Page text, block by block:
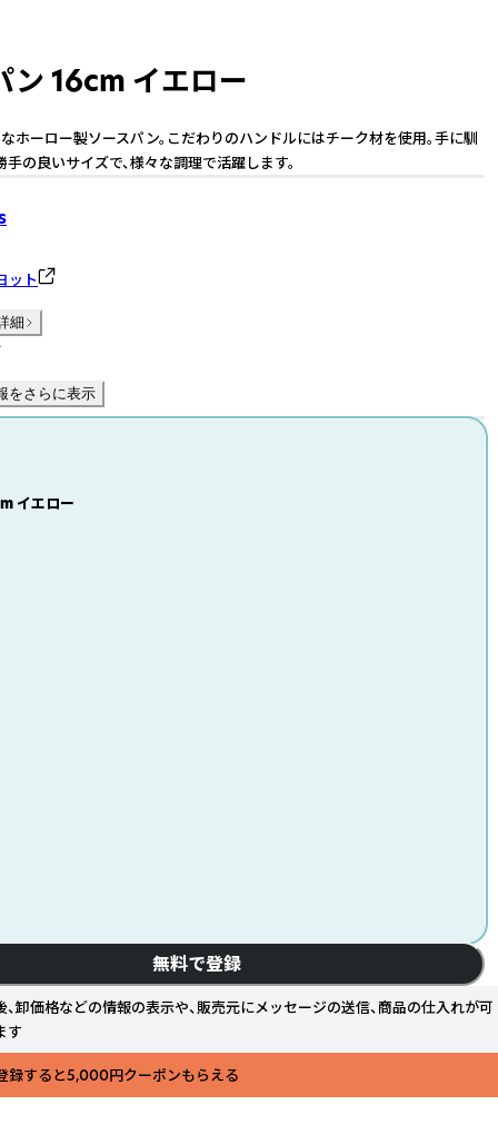
ン 16cm イエロー
ホーロー製ソースパン。こだわりのハンドルにはチーク材を使用。手に馴
手の良いサイズで、様々な調理で活躍します。
ット
細
をさらに表示
イエロー
無料で登録
、卸価格などの情報の表示や、販売元にメッセージの送信、商品の仕入れが可
す
登録すると5,000円クーポンもらえる